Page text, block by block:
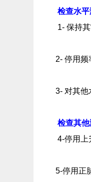
检查水平
1- 保持
2- 停用频
3- 对其他
检查其他
4-停用上
5-停用正脉